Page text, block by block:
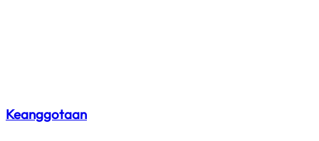
Keanggotaan